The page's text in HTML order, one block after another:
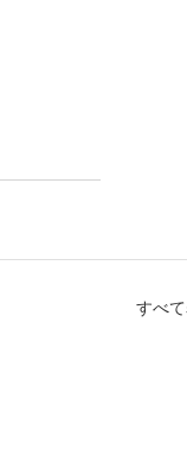
すべ